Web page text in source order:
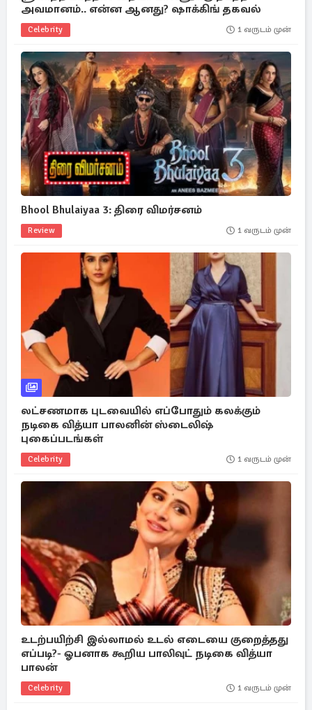
அவமானம்.. என்ன ஆனது? ஷாக்கிங் தகவல்
Celebrity 1 வருடம் முன்
Bhool Bhulaiyaa 3: திரை விமர்சனம்
Review 1 வருடம் முன்
லட்சணமாக புடவையில் எப்போதும் கலக்கும்
நடிகை வித்யா பாலனின் ஸ்டைலிஷ்
புகைப்படங்கள்
Celebrity 1 வருடம் முன்
உடற்பயிற்சி இல்லாமல் உடல் எடையை குறைத்தது
எப்படி?- ஓபனாக கூறிய பாலிவுட் நடிகை வித்யா
பாலன்
Celebrity 1 வருடம் முன்